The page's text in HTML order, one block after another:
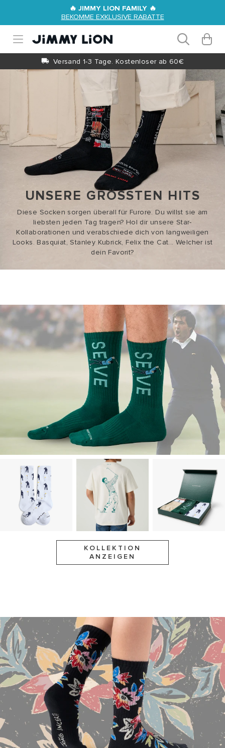
directamente
al contenido
🔥 JIMMY LION FAMILY 🔥
BEKOMME EXKLUSIVE RABATTE
Versand 1-3 Tage. Kostenloser ab 60€
Carrito
artículos
UNSERE GRÖSSTEN HITS
Diese Socken sorgen überall für Furore. Du willst sie am
liebsten jeden Tag tragen? Hol dir unsere Star-
Kollaborationen und verabschiede dich von langweiligen
Looks. Basquiat, Stanley Kubrick, Felix the Cat... Welcher ist
dein Favorit?
KOLLEKTION
ANZEIGEN